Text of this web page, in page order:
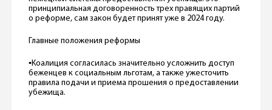
принципиальная договоренность трех правящих партий
о реформе, сам закон будет принят уже в 2024 году.
Главные положения реформы
▪️Коалиция согласилась значительно усложнить доступ
беженцев к социальным льготам, а также ужесточить
правила подачи и приема прошения о предоставлении
убежища.